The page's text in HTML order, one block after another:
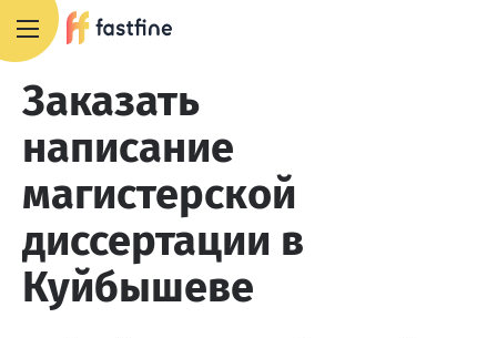
Заказать
написание
магистерской
диссертации в
Куйбышеве